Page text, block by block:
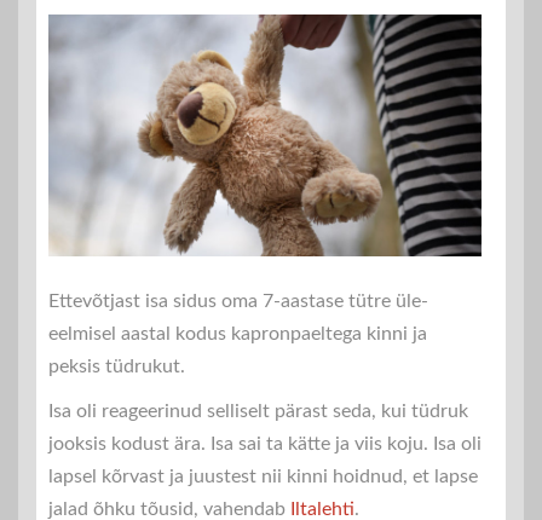
Ettevõtjast isa sidus oma 7-aastase tütre üle-
eelmisel aastal kodus kapronpaeltega kinni ja
peksis tüdrukut.
Isa oli reageerinud selliselt pärast seda, kui tüdruk
jooksis kodust ära. Isa sai ta kätte ja viis koju. Isa oli
lapsel kõrvast ja juustest nii kinni hoidnud, et lapse
jalad õhku tõusid, vahendab Iltalehti.